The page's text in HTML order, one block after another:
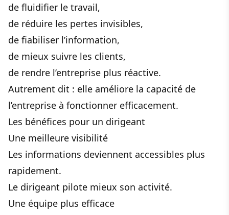
de fluidifier le travail,
de réduire les pertes invisibles,
de fiabiliser l’information,
de mieux suivre les clients,
de rendre l’entreprise plus réactive.
Autrement dit : elle améliore la capacité de
l’entreprise à fonctionner efficacement.
Les bénéfices pour un dirigeant
Une meilleure visibilité
Les informations deviennent accessibles plus
rapidement.
Le dirigeant pilote mieux son activité.
Une équipe plus efficace